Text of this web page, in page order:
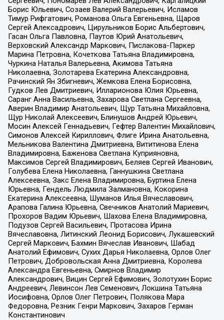
Борис Юльевич, Созаев Валерий Валерьевич, Исламов
Тимур Рифгатович, Романова Ольга Евгеньевна, Щаров
Сергей Алексадрович, Цирульников Борис Альбертович,
Гасан Ольга Павловна, Паутов Юрий Анатольевич,
Верховский Александр Маркович, Пислакова-Паркер
Марина Петровна, Кочеткова Татьяна Владимировна,
Чуркина Наталья Валерьевна, Акимова Татьяна
Николаевна, Золотарева Екатерина Александровна,
Рачинский Ян Збигневич, Жемкова Елена Борисовна,
Гудков Лев Дмитриевич, Илларионова Юлия Юрьевна,
Саранг Анна Васильевна, Захарова Светлана Сергеевна,
Аверин Владимир Анатольевич, Щур Татьяна Михайловна,
Щур Николай Алексеевич, Блинушов Андрей Юрьевич,
Мосин Алексей Геннадьевич, Гефтер Валентин Михайлович,
Симонов Алексей Кириллович, Флиге Ирина Анатольевна,
Мельникова Валентина Дмитриевна, Вититинова Елена
Владимировна, Баженова Светлана Куприяновна,
Максимов Сергей Владимирович, Беляев Сергей Иванович,
Голубева Елена Николаевна, Ганнушкина Светлана
Алексеевна, Закс Елена Владимировна, Буртина Елена
Юрьевна, Гендель Людмила Залмановна, Кокорина
Екатерина Алексеевна, Шуманов Илья Вячеславович,
Арапова Галина Юрьевна, Свечников Анатолий Мариевич,
Прохоров Вадим Юрьевич, Шахова Елена Владимировна,
Подузов Сергей Васильевич, Протасова Ирина
Вячеславовна, Литинский Леонид Борисович, Лукашевский
Сергей Маркович, Бахмин Вячеслав Иванович, Шабад
Анатолий Ефимович, Сухих Дарья Николаевна, Орлов Олег
Петрович, Добровольская Анна Дмитриевна, Королева
Александра Евгеньевна, Смирнов Владимир
Александрович, Вицин Сергей Ефимович, Золотухин Борис
Андреевич, Левинсон Лев Семенович, Локшина Татьяна
Иосифовна, Орлов Олег Петрович, Полякова Мара
Федоровна, Резник Генри Маркович, Захаров Герман
Константинович